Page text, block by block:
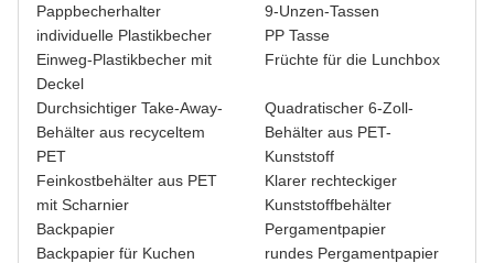
Pappbecherhalter
9-Unzen-Tassen
individuelle Plastikbecher
PP Tasse
Einweg-Plastikbecher mit
Deckel
Früchte für die Lunchbox
Durchsichtiger Take-Away-
Behälter aus recyceltem
PET
Quadratischer 6-Zoll-
Behälter aus PET-
Kunststoff
Feinkostbehälter aus PET
mit Scharnier
Klarer rechteckiger
Kunststoffbehälter
Backpapier
Pergamentpapier
Backpapier für Kuchen
rundes Pergamentpapier